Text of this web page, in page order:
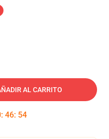
AL CARRITO
: 46: 53